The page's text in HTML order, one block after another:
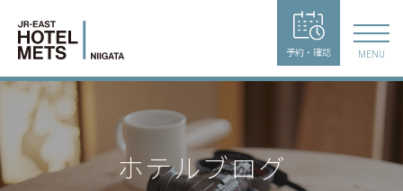
予約・確認 MENU
ホテルブログ